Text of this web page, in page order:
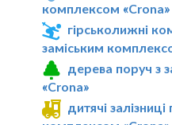
комплексом «Crona»
гірськолижні
заміським
дерева поруч з
«Crona»
дитячі